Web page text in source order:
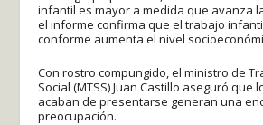
infantil es mayor a medida que avanza
el informe confirma que el trabajo
conforme aumenta el nivel
Con rostro compungido, el ministro de
Social (MTSS) Juan Castillo aseguró que
acaban de presentarse generan una
preocupación.